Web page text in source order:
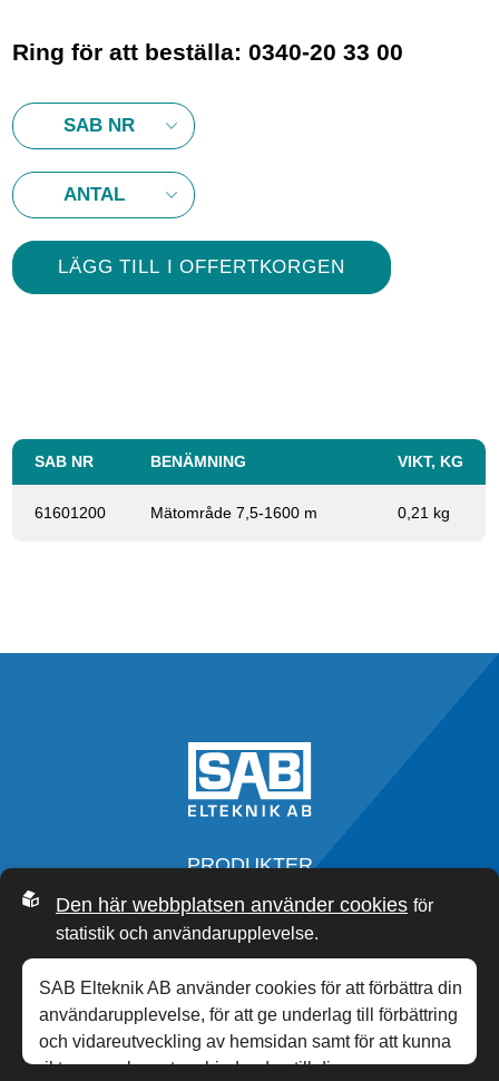
Ring för att beställa: 0340-20 33 00
SAB NR BENÄMNING VIKT, KG
61601200 Mätområde 7,5-1600 m 0,21 kg
PRODUKTER
SERVICE
OM OSS
SAB ACADEMY
NYHETER
KONTAKT
Den här webbplatsen använder cookies för
statistik och användarupplevelse.
SAB Elteknik AB använder cookies för att förbättra din
användarupplevelse, för att ge underlag till förbättring
och vidareutveckling av hemsidan samt för att kunna
rikta mer relevanta erbjudanden till dig.